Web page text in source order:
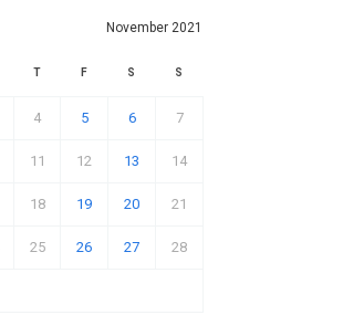
November 2021
T F S S
4 5 6 7
11 12 13 14
18 19 20 21
25 26 27 28